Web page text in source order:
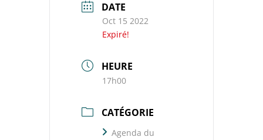
DATE
Oct 15 2022
Expiré!
HEURE
17h00
CATÉGORIE
Agenda du